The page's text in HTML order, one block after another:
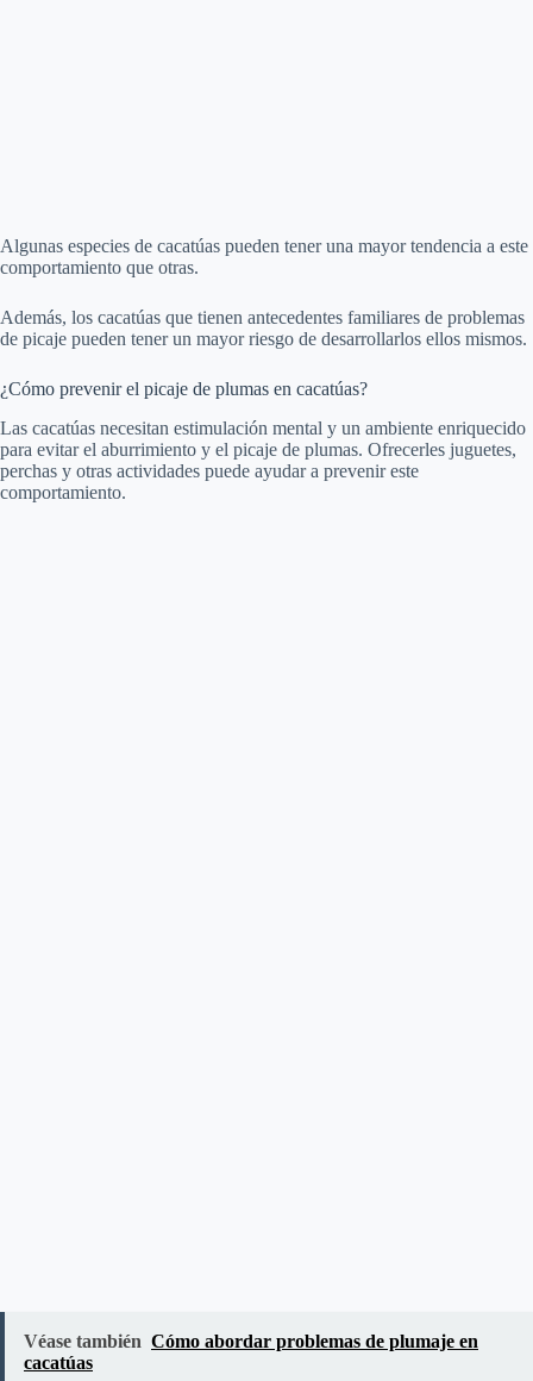
Algunas especies de cacatúas pueden tener una mayor tendencia a este
comportamiento que otras.
Además, los cacatúas que tienen antecedentes familiares de problemas
de picaje pueden tener un mayor riesgo de desarrollarlos ellos mismos.
¿Cómo prevenir el picaje de plumas en cacatúas?
Las cacatúas necesitan estimulación mental y un ambiente enriquecido
para evitar el aburrimiento y el picaje de plumas. Ofrecerles juguetes,
perchas y otras actividades puede ayudar a prevenir este
comportamiento.
Véase también Cómo abordar problemas de plumaje en
cacatúas